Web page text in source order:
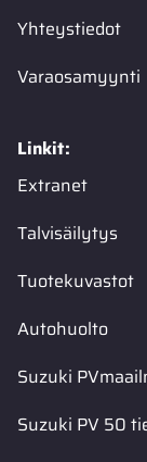
Yhteystiedot
Varaosamyynti
Linkit:
Extranet
Talvisäilytys
Tuotekuvastot
Autohuolto
Suzuki
Suzuki PV 50